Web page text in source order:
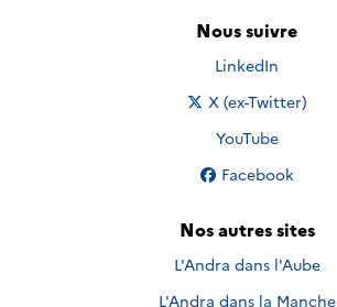
Nous suivre
Nous suivre sur
LinkedIn
Nous suivre sur
X (ex-Twitter)
Nous suivre sur
YouTube
Nous suivre sur
Facebook
Nos autres sites
L'Andra dans l'Aube
L'Andra dans la Manche